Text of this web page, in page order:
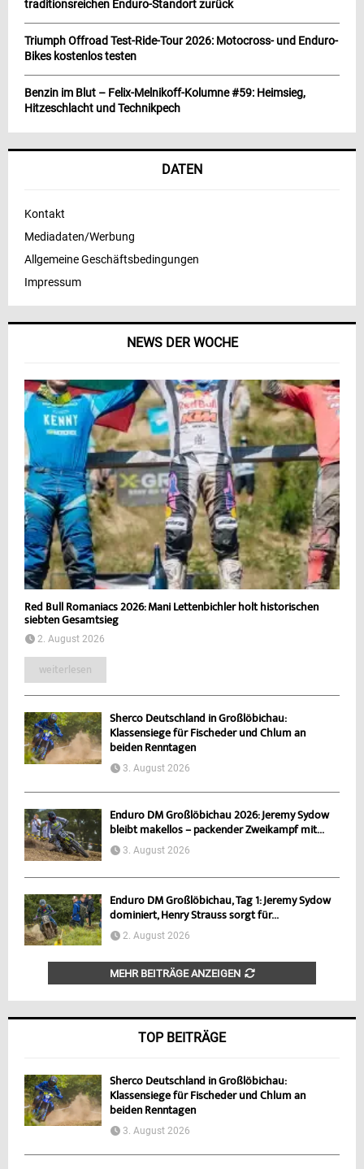
NEWS DER WOCHE
Red Bull Romaniacs 2026: Mani Lettenbichler holt historischen
siebten Gesamtsieg
2. August 2026
weiterlesen
Sherco Deutschland in Großlöbichau:
Klassensiege für Fischeder und Chlum an
beiden Renntagen
3. August 2026
Enduro DM Großlöbichau 2026: Jeremy Sydow
bleibt makellos – packender Zweikampf mit...
3. August 2026
Enduro DM Großlöbichau, Tag 1: Jeremy Sydow
dominiert, Henry Strauss sorgt für...
2. August 2026
MEHR BEITRÄGE ANZEIGEN
TOP BEITRÄGE
Sherco Deutschland in Großlöbichau:
Klassensiege für Fischeder und Chlum an
beiden Renntagen
3. August 2026
traditionsreichen Enduro-Standort zurück
Triumph Offroad Test-Ride-Tour 2026: Motocross- und Enduro-
Bikes kostenlos testen
Benzin im Blut – Felix-Melnikoff-Kolumne #59: Heimsieg,
Hitzeschlacht und Technikpech
DATEN
Kontakt
Mediadaten/Werbung
Allgemeine Geschäftsbedingungen
Impressum